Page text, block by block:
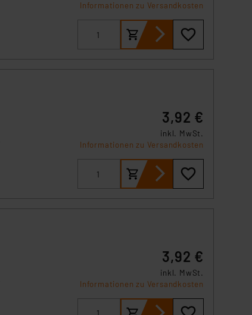
Informationen zu Versandkosten
3,92 €
inkl. MwSt.
Informationen zu Versandkosten
3,92 €
inkl. MwSt.
Informationen zu Versandkosten